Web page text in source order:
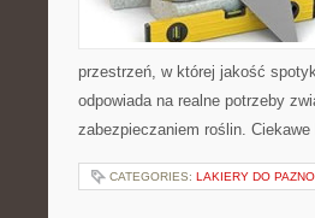
przestrzeń, w której jakość
odpowiada na realne potrzeby
zabezpieczaniem roślin.
CATEGORIES: LAKIERY DO